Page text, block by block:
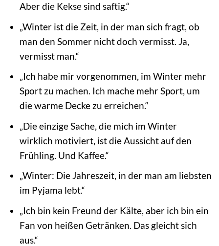
Aber die Kekse sind saftig.“
„Winter ist die Zeit, in der man sich fragt, ob
man den Sommer nicht doch vermisst. Ja,
vermisst man.“
„Ich habe mir vorgenommen, im Winter mehr
Sport zu machen. Ich mache mehr Sport, um
die warme Decke zu erreichen.“
„Die einzige Sache, die mich im Winter
wirklich motiviert, ist die Aussicht auf den
Frühling. Und Kaffee.“
„Winter: Die Jahreszeit, in der man am liebsten
im Pyjama lebt.“
„Ich bin kein Freund der Kälte, aber ich bin ein
Fan von heißen Getränken. Das gleicht sich
aus.“